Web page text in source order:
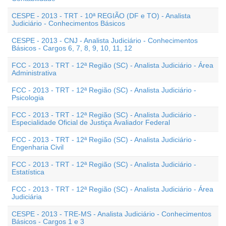
CESPE - 2013 - TRT - 10ª REGIÃO (DF e TO) - Analista
Judiciário - Conhecimentos Básicos
CESPE - 2013 - CNJ - Analista Judiciário - Conhecimentos
Básicos - Cargos 6, 7, 8, 9, 10, 11, 12
FCC - 2013 - TRT - 12ª Região (SC) - Analista Judiciário - Área
Administrativa
FCC - 2013 - TRT - 12ª Região (SC) - Analista Judiciário -
Psicologia
FCC - 2013 - TRT - 12ª Região (SC) - Analista Judiciário -
Especialidade Oficial de Justiça Avaliador Federal
FCC - 2013 - TRT - 12ª Região (SC) - Analista Judiciário -
Engenharia Civil
FCC - 2013 - TRT - 12ª Região (SC) - Analista Judiciário -
Estatística
FCC - 2013 - TRT - 12ª Região (SC) - Analista Judiciário - Área
Judiciária
CESPE - 2013 - TRE-MS - Analista Judiciário - Conhecimentos
Básicos - Cargos 1 e 3